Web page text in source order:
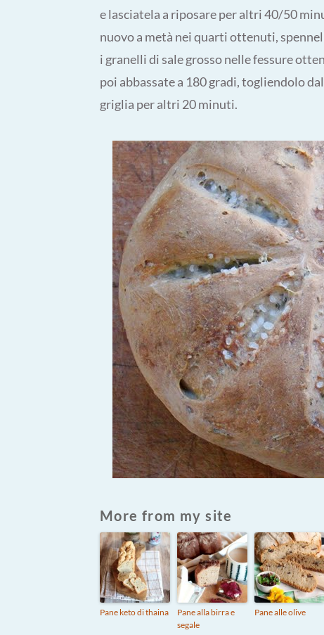
e lasciatela a riposare per altri 40/50
nuovo a metà nei quarti ottenuti,
i granelli di sale grosso nelle fessure
poi abbassate a 180 gradi, togliendolo
griglia per altri 20 minuti.
More from my site
Pane keto di thaina
Pane alla birra e
segale
Pane alle olive